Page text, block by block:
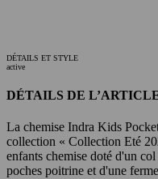
DÉTAILS ET STYLE
active
DÉTAILS DE
La chemise Indra Kids
collection « Collection Eté
enfants chemise doté d'un
poches poitrine et d'une